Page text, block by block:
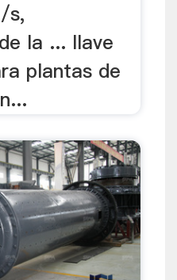
s,
la ... llave
plantas de